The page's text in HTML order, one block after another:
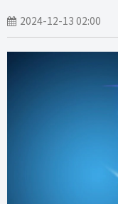
2024-12-13 02:00